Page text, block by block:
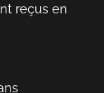
reçus en